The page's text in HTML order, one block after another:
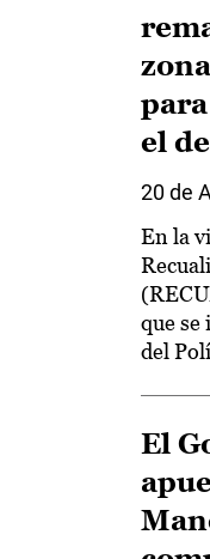
el
20 de
En la
que se
del
El